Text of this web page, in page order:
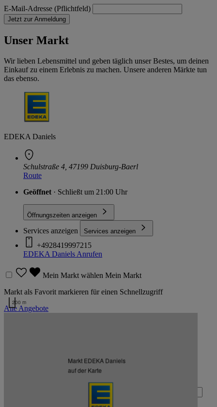
E-Mail-Adresse (Pflichtfeld)
Jetzt zur Anmeldung
Unser Markt
Wir lieben Lebensmittel und geben täglich unser Bestes, um deinen
Einkauf zu einem Erlebnis zu machen. Unsere anderen Märkte tun
das ebenso.
EDEKA Daniels
Schulstraße 4, 47199 Duisburg-Baerl
Route
Geöffnet · Schließt um 21:00 Uhr
Öffnungszeiten anzeigen
Services anzeigen Services anzeigen
+4928419997215
EDEKA Daniels Anrufen
Mein Markt wählen Mein Markt
Markt als Favorit markieren für einen Schnellzugriff
Alle Angebote
Markt EDEKA Daniels
auf der Karte
200 m
Zum Newsletter anmelden
Deine E-Mail-Adresse (Pflichtfeld)